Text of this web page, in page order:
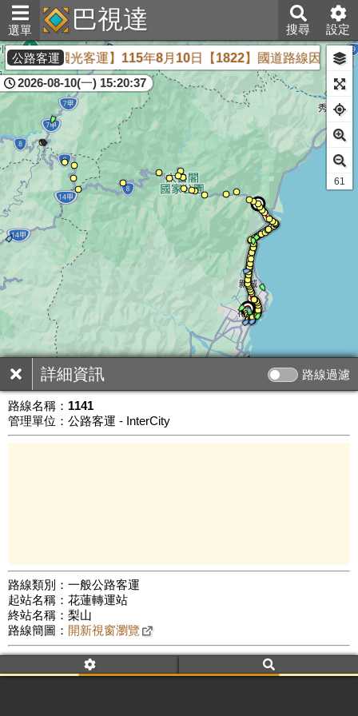
選單 巴視達 搜尋 設定
詳細資訊 路線過濾
路線名稱： 1141
管理單位：公路客運 - InterCity
路線類別：一般公路客運
起站名稱：花蓮轉運站
終站名稱：梨山
路線簡圖： 開新視窗瀏覽
附屬名稱：1141
車頭描述：花蓮
臺中(梨山)
公路客運【國光客運】115年8月10日【1822】國道路線因人員
2026-08-10(一) 15:20:37
公車數量: 累計7625、上線6583
60